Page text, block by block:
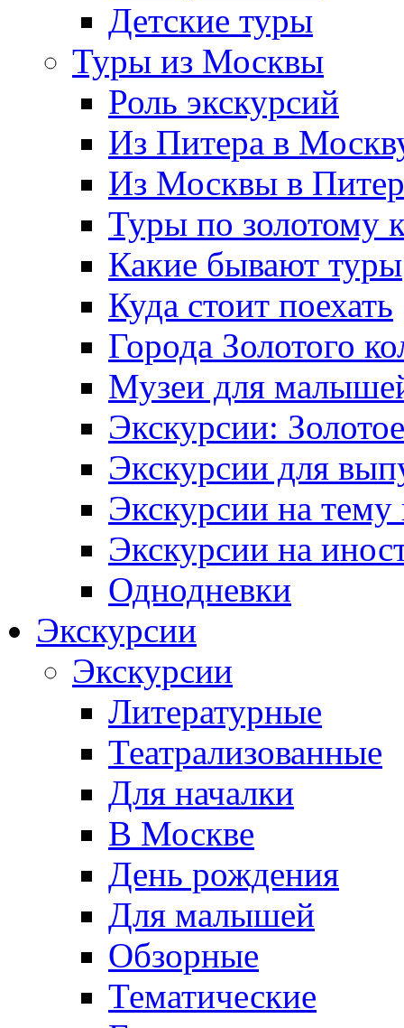
Детские туры
Туры из Москвы
Роль экскурсий
Из Питера в
Из Москвы в Питер
Туры по золотому
Какие бывают туры
Куда стоит поехать
Города Золотого
Музеи для
Экскурсии:
Экскурсии для
Экскурсии на тему
Экскурсии на
Однодневки
Экскурсии
Экскурсии
Литературные
Театрализованные
Для началки
В Москве
День рождения
Для малышей
Обзорные
Тематические